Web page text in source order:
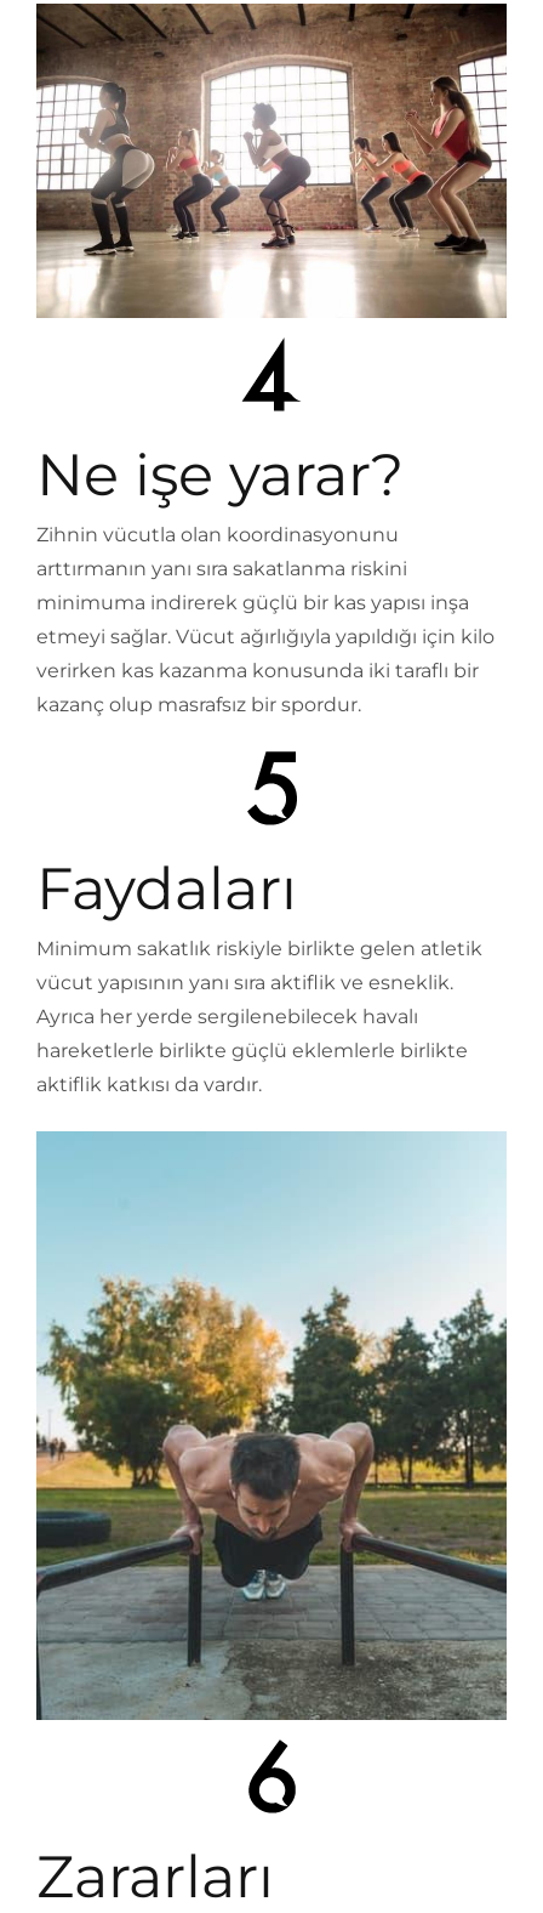
Ne işe yarar?
Zihnin vücutla olan koordinasyonunu
arttırmanın yanı sıra sakatlanma riskini
minimuma indirerek güçlü bir kas yapısı inşa
etmeyi sağlar. Vücut ağırlığıyla yapıldığı için kilo
verirken kas kazanma konusunda iki taraflı bir
kazanç olup masrafsız bir spordur.
Faydaları
Minimum sakatlık riskiyle birlikte gelen atletik
vücut yapısının yanı sıra aktiflik ve esneklik.
Ayrıca her yerde sergilenebilecek havalı
hareketlerle birlikte güçlü eklemlerle birlikte
aktiflik katkısı da vardır.
Zararları